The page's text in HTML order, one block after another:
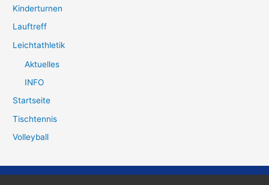
Kinderturnen
Lauftreff
Leichtathletik
Aktuelles
INFO
Startseite
Tischtennis
Volleyball